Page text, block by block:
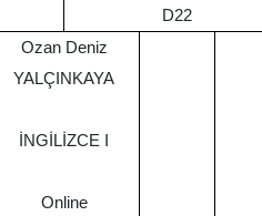
D22
Ozan Deniz
YALÇINKAYA
İNGİLİZCE I
Online